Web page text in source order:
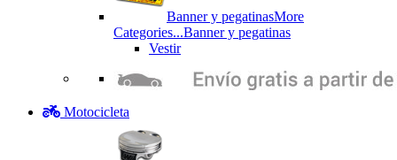
Banner y pegatinasMore
Categories...Banner y pegatinas
Vestir
Motocicleta